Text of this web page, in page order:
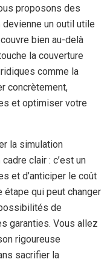
proposons des
un outil utile
bien au-delà
la couverture
comme la
concrètement,
et optimiser votre
la simulation
clair : c’est un
et d’anticiper le coût
étape qui peut changer
de
garanties. Vous allez
rigoureuse
sacrifier la